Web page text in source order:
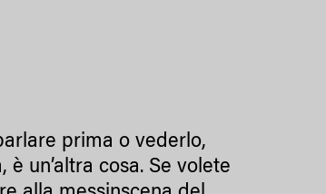
prima o vederlo,
un’altra cosa. Se volete